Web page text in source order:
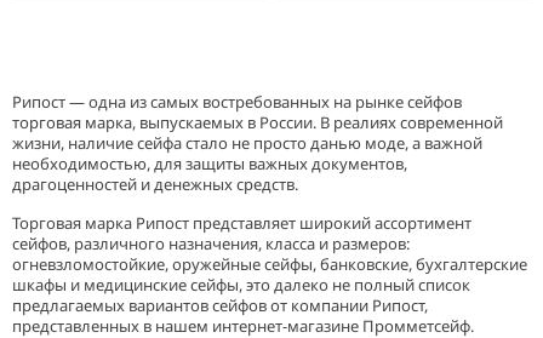
Рипост — одна из самых востребованных на рынке сейфов
торговая марка, выпускаемых в России. В реалиях современной
жизни, наличие сейфа стало не просто данью моде, а важной
необходимостью, для защиты важных документов,
драгоценностей и денежных средств.
Торговая марка Рипост представляет широкий ассортимент
сейфов, различного назначения, класса и размеров:
огневзломостойкие, оружейные сейфы, банковские, бухгалтерские
шкафы и медицинские сейфы, это далеко не полный список
предлагаемых вариантов сейфов от компании Рипост,
представленных в нашем интернет-магазине Промметсейф.